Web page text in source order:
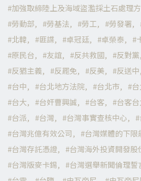
加強取締陸上及海域盜濫採土石處理
勞動部
勞基法 勞工 勞發署
北韓
匪諜 卓冠廷 卓榮泰
原民台
友誼 反共救國 反對黨
反猶主義
反罷免 反美 反送中
台中
台北地方法院 台北市
台大
台奸曹興誠 台客 台客
台派
台灣 台灣事實查核中心
台灣兆億有效公司
台灣媒體的下限
台灣存託憑證
台灣海外投資開發股
台灣版麥卡錫
台灣選舉新聞倫理誓